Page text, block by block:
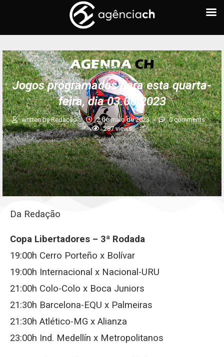
AGENDA CH
Jogos programados para esta quarta-
feira, dia 03.05.2023
written byRedação 2 de maio de 2023
0 comments
287views
Da Redação
Copa Libertadores – 3ª Rodada
19:00h Cerro Porteño x Bolívar
19:00h Internacional x Nacional-URU
21:00h Colo-Colo x Boca Juniors
21:30h Barcelona-EQU x Palmeiras
21:30h Atlético-MG x Alianza
23:00h Ind. Medellín x Metropolitanos